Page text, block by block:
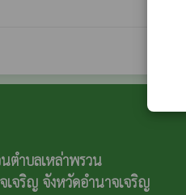
ตำบลเหล่าพรวน
เจริญ จังหวัดอำนาจเจริญ